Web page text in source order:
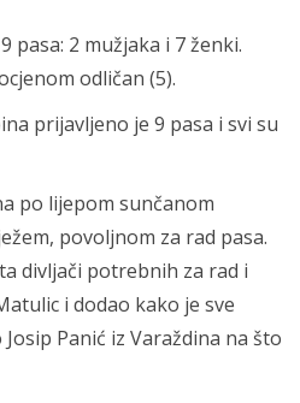
pasa: 2 mužjaka i 7 ženki.
odličan (5).
prijavljeno je 9 pasa i svi su
po lijepom sunčanom
povoljnom za rad pasa.
divljači potrebnih za rad i
i dodao kako je sve
Panić iz Varaždina na što